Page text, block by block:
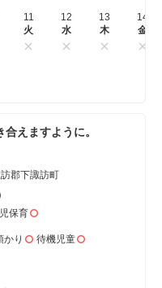
11
火
12
水
13
木
14
金
えますように。
郡下諏訪町
保育
かり 待機児童